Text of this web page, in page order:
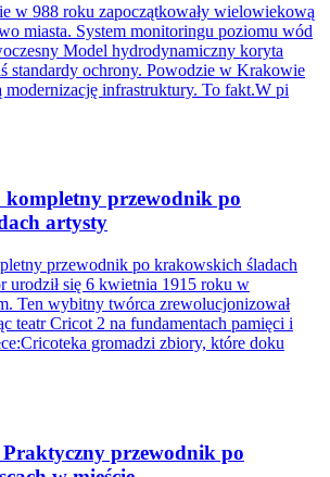
w 988 roku zapoczątkowały wielowiekową
miasta. System monitoringu poziomu wód
Model hydrodynamiczny koryta
standardy ochrony. Powodzie w Krakowie
modernizację infrastruktury. To fakt.W pi
kompletny przewodnik po
artysty
przewodnik po krakowskich śladach
urodził się 6 kwietnia 1915 roku w
Ten wybitny twórca zrewolucjonizował
teatr Cricot 2 na fundamentach pamięci i
gromadzi zbiory, które doku
przewodnik po